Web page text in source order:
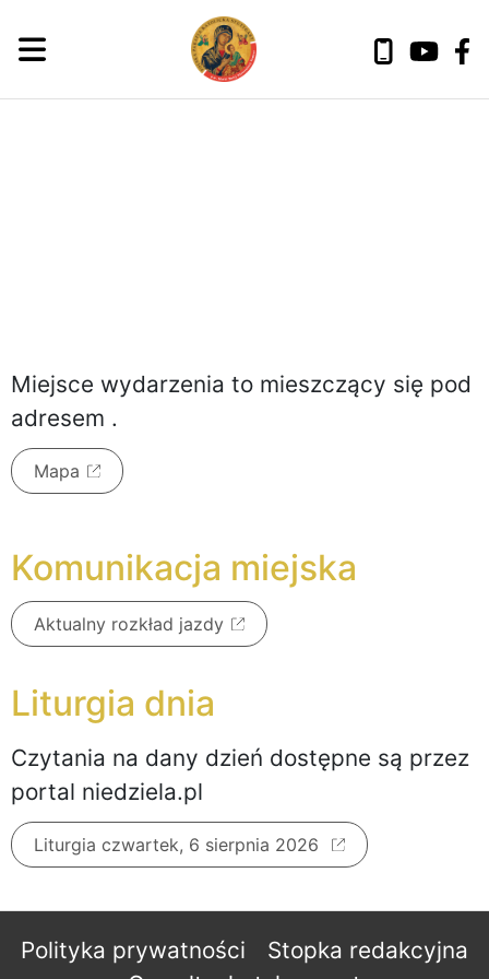
Miejsce wydarzenia to mieszczący się pod
adresem .
Mapa
Komunikacja miejska
Aktualny rozkład jazdy
Liturgia dnia
Czytania na dany dzień dostępne są przez
portal niedziela.pl
Liturgia czwartek, 6 sierpnia 2026
Polityka prywatności
Stopka redakcyjna